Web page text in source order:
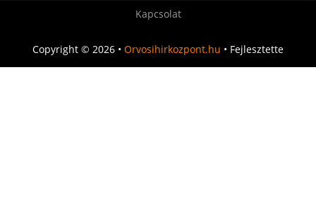
Kapcsolat
Copyright © 2026 • Orvosihirkozpont.hu • Fejlesztette